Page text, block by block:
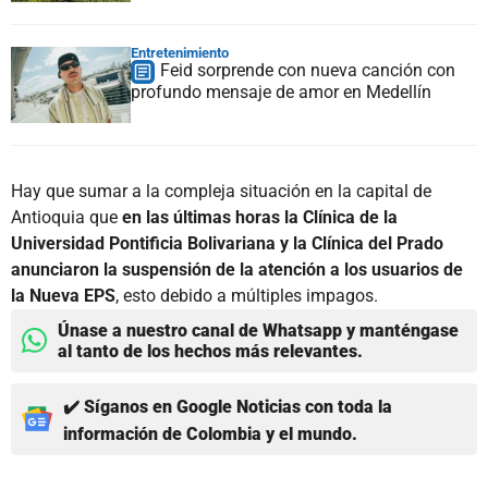
Entretenimiento
Feid sorprende con nueva canción con
profundo mensaje de amor en Medellín
Hay que sumar a la compleja situación en la capital de
Antioquia que en las últimas horas la Clínica de la
Universidad Pontificia Bolivariana y la Clínica del Prado
anunciaron la suspensión de la atención a los usuarios de
la Nueva EPS, esto debido a múltiples impagos.
Únase a nuestro canal de Whatsapp y manténgase
al tanto de los hechos más relevantes.
✔️ Síganos en Google Noticias con toda la
información de Colombia y el mundo.